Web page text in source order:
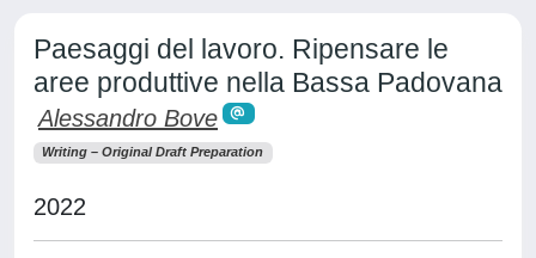
Paesaggi del lavoro. Ripensare le
aree produttive nella Bassa Padovana
Alessandro Bove
Writing – Original Draft Preparation
2022